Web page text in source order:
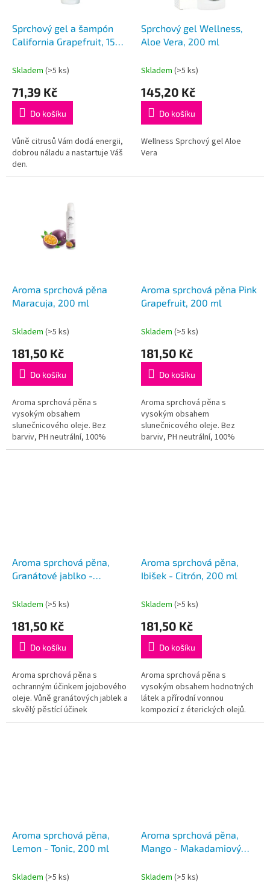
Sprchový gel a šampón
California Grapefruit, 150
Skladem (>5 ks)
71,39 Kč
Do košíku
Vůně citrusů Vám dodá energii,
dobrou náladu a nastartuje Váš
den.
Sprchový gel Wellness,
Aloe Vera, 200 ml
Skladem (>5 ks)
145,20 Kč
Do košíku
Wellness Sprchový gel Aloe
Vera
Aroma sprchová pěna
Maracuja, 200 ml
Skladem (>5 ks)
181,50 Kč
Do košíku
Aroma sprchová pěna s
vysokým obsahem
slunečnicového oleje. Bez
barviv, PH neutrální, 100%
vegan.
Aroma sprchová pěna Pink
Grapefruit, 200 ml
Skladem (>5 ks)
181,50 Kč
Do košíku
Aroma sprchová pěna s
vysokým obsahem
slunečnicového oleje. Bez
barviv, PH neutrální, 100%
vegan.
Aroma sprchová pěna,
Granátové jablko -
Skladem (>5 ks)
181,50 Kč
Do košíku
Aroma sprchová pěna s
ochranným účinkem jojobového
oleje. Vůně granátových jablek a
skvělý pěstící účinek
arganového oleje.
Aroma sprchová pěna,
Ibišek - Citrón, 200 ml
Skladem (>5 ks)
181,50 Kč
Do košíku
Aroma sprchová pěna s
vysokým obsahem hodnotných
látek a přírodní vonnou
kompozicí z éterických olejů.
Aroma sprchová pěna,
Lemon - Tonic, 200 ml
Skladem (>5 ks)
Aroma sprchová pěna,
Mango - Makadamiový
Skladem (>5 ks)